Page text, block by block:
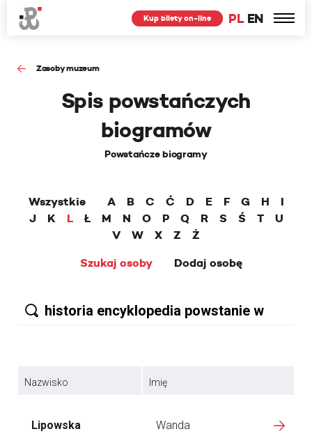
PL EN
Kup bilety on-line
Zasoby muzeum
Spis powstańczych
biogramów
Powstańcze biogramy
Wszystkie A B C Ć D E F G H
I
J
K L Ł M N O P Q R S Ś T
U
V
W X Z
Ż
Szukaj osoby
Dodaj osobę
Nazwisko Imię
Lipowska Wanda